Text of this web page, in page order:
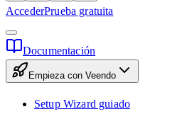
AccederPrueba gratuita
Documentación
Empieza con Veendo
Setup Wizard guiado